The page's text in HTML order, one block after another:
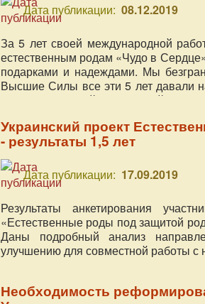
Дата публикации: 08.12.2019
За 5 лет своей международной
естественным родам «Чудо в
подарками и надеждами. Мы
Высшие Силы все эти 5 лет давали
будущих матерей и их семей из
родов и материнства с помощью
сформулировать 5 выводов о
теперь с вами в нашем специальном,
Украинский проект
- результаты 1,5 лет
Дата публикации: 17.09.2019
Результаты анкетирования
«Естественные роды под защитой
Даны подробный анализ
улучшению для совместной работы
Необходимость